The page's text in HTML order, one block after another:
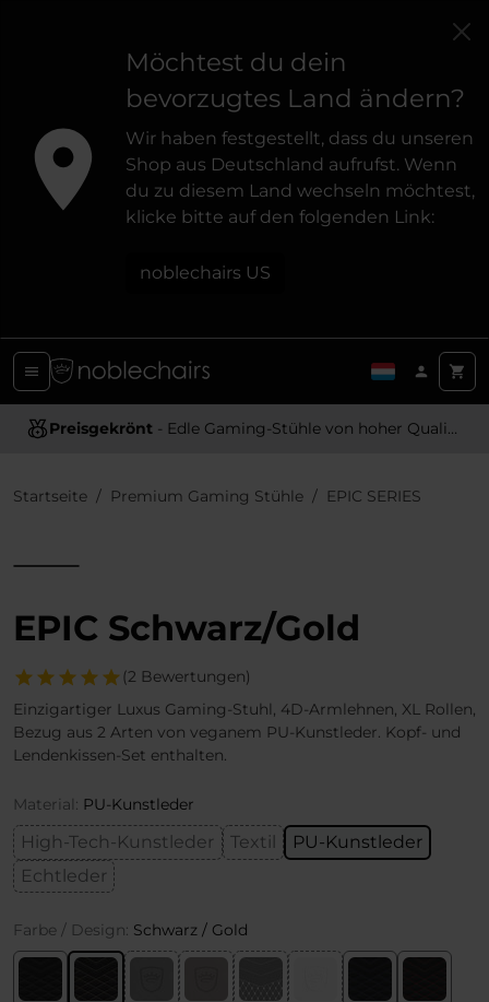
Möchtest du dein
bevorzugtes Land ändern?
Wir haben festgestellt, dass du unseren
Shop aus Deutschland aufrufst. Wenn
du zu diesem Land wechseln möchtest,
klicke bitte auf den folgenden Link:
noblechairs US
Preisgekrönt - Edle Gaming-Stühle von hoher Qualität
Ergonomisches Design- Bietet optimale Unterstützung und Komfort
Startseite Premium Gaming Stühle EPIC SERIES
EPIC Schwarz/Gold
(2 Bewertungen)
Einzigartiger Luxus Gaming-Stuhl, 4D-Armlehnen, XL Rollen,
Bezug aus 2 Arten von veganem PU-Kunstleder. Kopf- und
Lendenkissen-Set enthalten.
Material: PU-Kunstleder
High-Tech-Kunstleder Textil
PU-Kunstleder
Echtleder
Farbe / Design: Schwarz / Gold